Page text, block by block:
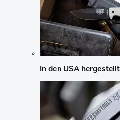
In den USA hergestellt